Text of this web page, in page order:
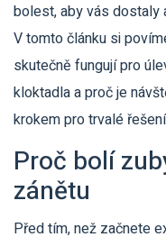
bolest, aby vás dostaly
V tomto článku si
skutečně fungují pro
kloktadla a proč je
krokem pro trvalé
Proč bolí
zánětu
Před tím, než začnete